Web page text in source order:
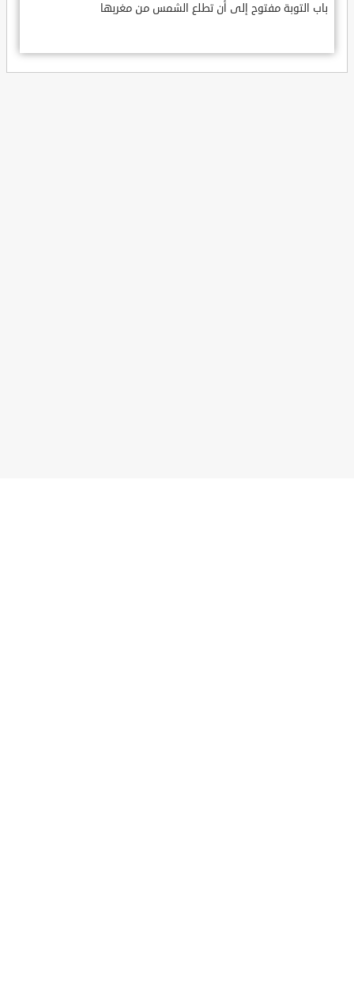
باب التوبة مفتوح إلى أن تطلع الشمس من مغربها